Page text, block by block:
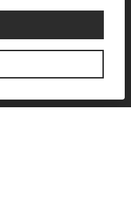
Canal
Martin
Blanc